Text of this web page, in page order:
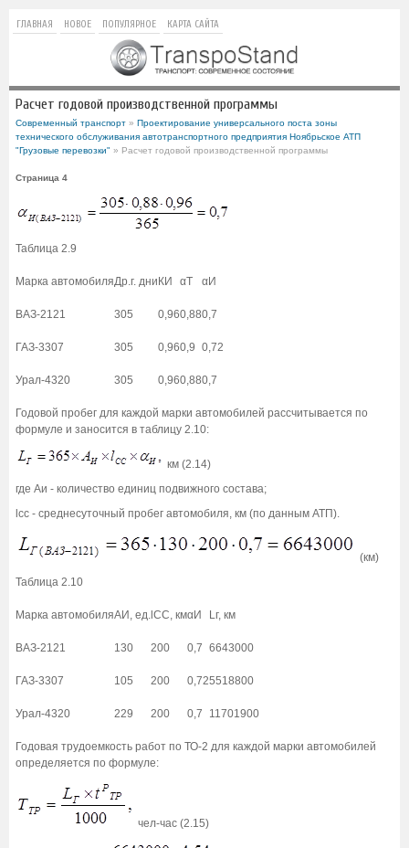
ГЛАВНАЯ НОВОЕ ПОПУЛЯРНОЕ КАРТА САЙТА
Расчет годовой производственной программы
Современный транспорт » Проектирование универсального поста зоны
технического обслуживания автотранспортного предприятия Ноябрьское АТП
"Грузовые перевозки" » Расчет годовой производственной программы
Страница 4
Таблица 2.9
Марка автомобиляДр.г. дни КИ αТ αИ
ВАЗ-2121 305 0,960,880,7
ГАЗ-3307 305 0,960,9 0,72
Урал-4320 305 0,960,880,7
Годовой пробег для каждой марки автомобилей рассчитывается по
формуле и заносится в таблицу 2.10:
км (2.14)
где Аи - количество единиц подвижного состава;
lcc - среднесуточный пробег автомобиля, км (по данным АТП).
(км)
Таблица 2.10
Марка автомобиляАИ, ед. lСС, кмαИ Lг, км
ВАЗ-2121 130 200 0,7 6643000
ГАЗ-3307 105 200 0,725518800
Урал-4320 229 200 0,7 11701900
Годовая трудоемкость работ по ТО-2 для каждой марки автомобилей
определяется по формуле:
чел-час (2.15)